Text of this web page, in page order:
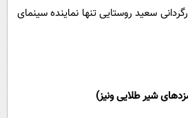
سعید روستایی تنها نماینده سینمای
شیر طلایی ونیز)